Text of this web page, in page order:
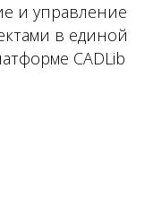
и управление
в единой
CADLib